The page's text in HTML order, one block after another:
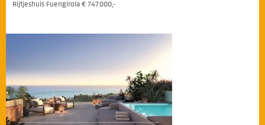
Rijtjeshuis Fuengirola € 747.000,-